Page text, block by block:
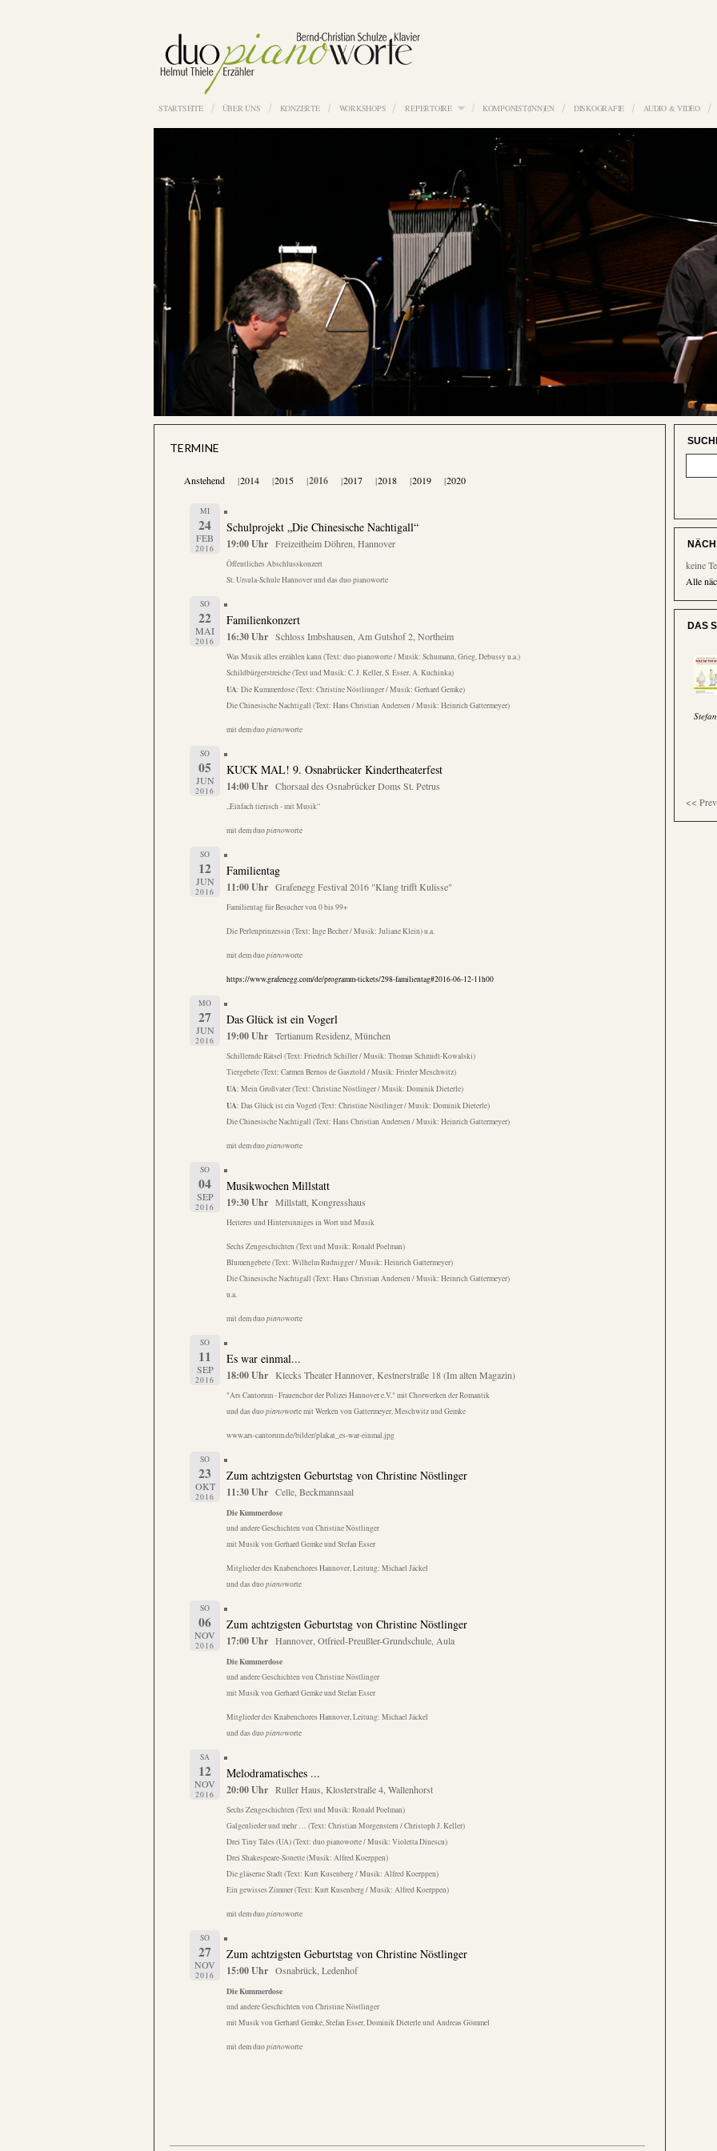
STARTSEITE ÜBER UNS KONZERTE WORKSHOPS REPERTOIRE KOMPONIST(INN)EN DISKOGRAFIE AUDIO & VIDEO
TERMINE
Anstehend 2014 2015 2016 2017 2018 2019 2020
MI
24
FEB
2016
Schulprojekt „Die Chinesische Nachtigall“
19:00 Uhr Freizeitheim Döhren, Hannover
Öffentliches Abschlusskonzert
St. Ursula-Schule Hannover und das duo pianoworte
SO
22
MAI
2016
Familienkonzert
16:30 Uhr Schloss Imbshausen, Am Gutshof 2, Northeim
Was Musik alles erzählen kann (Text: duo pianoworte / Musik: Schumann, Grieg, Debussy u.a.)
Schildbürgerstreiche (Text und Musik: C. J. Keller, S. Esser, A. Kuchinka)
UA: Die Kummerdose (Text: Christine Nöstliunger / Musik: Gerhard Gemke)
Die Chinesische Nachtigall (Text: Hans Christian Andersen / Musik: Heinrich Gattermeyer)
mit dem duopianoworte
SO
05
JUN
2016
KUCK MAL! 9. Osnabrücker Kindertheaterfest
14:00 Uhr Chorsaal des Osnabrücker Doms St. Petrus
„Einfach tierisch - mit Musik“
mit dem duopianoworte
SO
12
JUN
2016
Familientag
11:00 Uhr Grafenegg Festival 2016 "Klang trifft Kulisse"
Familientag für Besucher von 0 bis 99+
Die Perlenprinzessin (Text: Inge Becher / Musik: Juliane Klein) u.a.
mit dem duopianoworte
https://www.grafenegg.com/de/programm-tickets/298-familientag#2016-06-12-11h00
MO
27
JUN
2016
Das Glück ist ein Vogerl
19:00 Uhr Tertianum Residenz, München
Schillernde Rätsel (Text: Friedrich Schiller / Musik: Thomas Schmidt-Kowalski)
Tiergebete (Text: Carmen Bernos de Gasztold / Musik: Frieder Meschwitz)
UA: Mein Großvater (Text: Christine Nöstlinger / Musik: Dominik Dieterle)
UA: Das Glück ist ein Vogerl (Text: Christine Nöstlinger / Musik: Dominik Dieterle)
Die Chinesische Nachtigall (Text: Hans Christian Andersen / Musik: Heinrich Gattermeyer)
mit dem duopianoworte
SO
04
SEP
2016
Musikwochen Millstatt
19:30 Uhr Millstatt, Kongresshaus
Heiteres und Hintersinniges in Wort und Musik
Sechs Zengeschichten (Text und Musik: Ronald Poelman)
Blumengebete (Text: Wilhelm Rudnigger / Musik: Heinrich Gattermeyer)
Die Chinesische Nachtigall (Text: Hans Christian Andersen / Musik: Heinrich Gattermeyer)
u.a.
mit dem duopianoworte
SO
11
SEP
2016
Es war einmal...
18:00 Uhr Klecks Theater Hannover, Kestnerstraße 18 (Im alten Magazin)
"Ars Cantorum - Frauenchor der Polizei Hannover e.V." mit Chorwerken der Romantik
und das duopianoworte mit Werken von Gattermeyer, Meschwitz und Gemke
www.ars-cantorum.de/bilder/plakat_es-war-einmal.jpg
SO
23
OKT
2016
Zum achtzigsten Geburtstag von Christine Nöstlinger
11:30 Uhr Celle, Beckmannsaal
Die Kummerdose
und andere Geschichten von Christine Nöstlinger
mit Musik von Gerhard Gemke und Stefan Esser
Mitglieder des Knabenchores Hannover, Leitung: Michael Jäckel
und das duopianoworte
SO
06
NOV
2016
Zum achtzigsten Geburtstag von Christine Nöstlinger
17:00 Uhr Hannover, Otfried-Preußler-Grundschule, Aula
Die Kummerdose
und andere Geschichten von Christine Nöstlinger
mit Musik von Gerhard Gemke und Stefan Esser
Mitglieder des Knabenchores Hannover, Leitung: Michael Jäckel
und das duopianoworte
SA
12
NOV
2016
Melodramatisches ...
20:00 Uhr Ruller Haus, Klosterstraße 4, Wallenhorst
Sechs Zengeschichten (Text und Musik: Ronald Poelman)
Galgenlieder und mehr … (Text: Christian Morgenstern / Christoph J. Keller)
Drei Tiny Tales (UA) (Text: duo pianoworte / Musik: Violetta Dinescu)
Drei Shakespeare-Sonette (Musik: Alfred Koerppen)
Die gläserne Stadt (Text: Kurt Kusenberg / Musik: Alfred Koerppen)
Ein gewisses Zimmer (Text: Kurt Kusenberg / Musik: Alfred Koerppen)
mit dem duopianoworte
SO
27
NOV
2016
Zum achtzigsten Geburtstag von Christine Nöstlinger
15:00 Uhr Osnabrück, Ledenhof
Die Kummerdose
und andere Geschichten von Christine Nöstlinger
mit Musik von Gerhard Gemke, Stefan Esser, Dominik Dieterle und Andreas Gömmel
mit dem duopianoworte
keine
Alle
DAS
<< Prev